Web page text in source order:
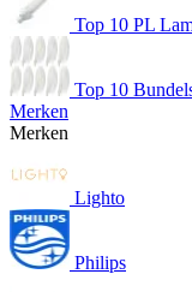
Top 10 PL
Top 10
Merken
Merken
Lighto
Philips